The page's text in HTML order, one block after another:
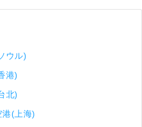
ウル)
港)
北)
港(上海)